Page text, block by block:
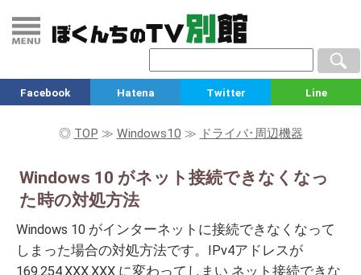
Facebook Hatena Twitter Line
◎ TOP ≫ Windows10 ≫ ドライバ･周辺機器
Windows 10 がネット接続できなくなっ
た時の対処方法
Windows 10 がインターネットに接続できなくなって
しまった場合の対処方法です。IPv4アドレスが
169.254.XXX.XXX に変わってしまい ネット接続できな